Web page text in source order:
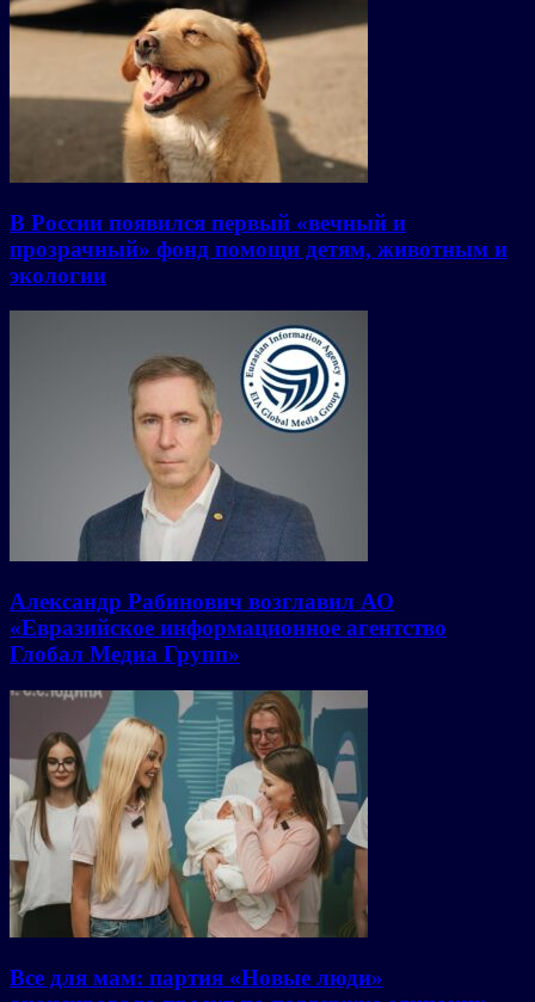
В России появился первый «вечный и
прозрачный» фонд помощи детям, животным и
экологии
Александр Рабинович возглавил АО
«Евразийское информационное агентство
Глобал Медиа Групп»
Все для мам: партия «Новые люди»